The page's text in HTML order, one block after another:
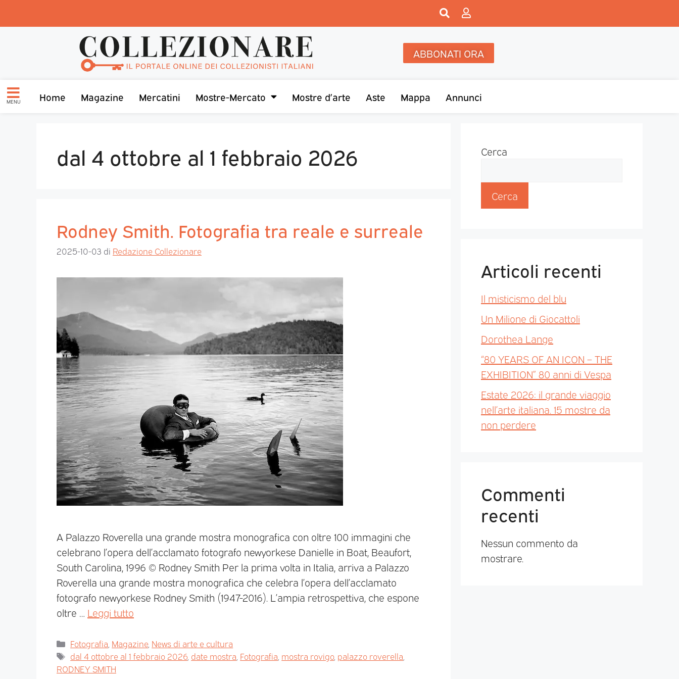
ABBONATI ORA
MENU Home Magazine Mercatini Mostre-Mercato Mostre d’arte Aste Mappa Annunci
dal 4 ottobre al 1 febbraio 2026
Rodney Smith. Fotografia tra reale e surreale
2025-10-03 di Redazione Collezionare
A Palazzo Roverella una grande mostra monografica con oltre 100 immagini che
celebrano l’opera dell’acclamato fotografo newyorkese Danielle in Boat, Beaufort,
South Carolina, 1996 © Rodney Smith Per la prima volta in Italia, arriva a Palazzo
Roverella una grande mostra monografica che celebra l’opera dell’acclamato
fotografo newyorkese Rodney Smith (1947-2016). L’ampia retrospettiva, che espone
oltre … Leggi tutto
Fotografia Magazine, News di arte e cultura
dal 4 ottobre al 1 febbraio 2026 date mostra Fotografia mostra rovigo, palazzo roverella
RODNEY SMITH
Cerca
Cerca
Articoli recenti
Il misticismo del blu
Un Milione di Giocattoli
Dorothea Lange
“80 YEARS OF AN ICON – THE
EXHIBITION” 80 anni di Vespa
Estate 2026: il grande viaggio
nell’arte italiana. 15 mostre da
non perdere
Commenti
recenti
Nessun commento da
mostrare.